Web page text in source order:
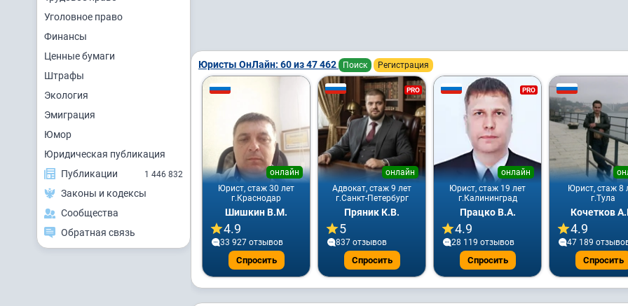
Уголовное право
Финансы
Ценные бумаги
Штрафы
Экология
Эмиграция
Юмор
Юридическая публикация
Публикации
1 446 832
Законы и кодексы
Сообщества
Обратная связь
Юристы ОнЛайн: 60 из 47 462 Поиск Регистрация
Юрист, стаж 30 лет
онлайн
г.Краснодар
Шишкин В.М.
4.9
33 927 отзывов
Спросить
PRO
Адвокат, стаж 9 лет
онлайн
г.Санкт-Петербург
Пряник К.В.
5
837 отзывов
Спросить
PRO
Юрист, стаж 19 лет
онлайн
г.Калининград
Працко В.А.
4.9
28 119 отзывов
Спросить
Юрист, стаж 8
г.Тула
Кочетков
4.9
47 189
Спросить